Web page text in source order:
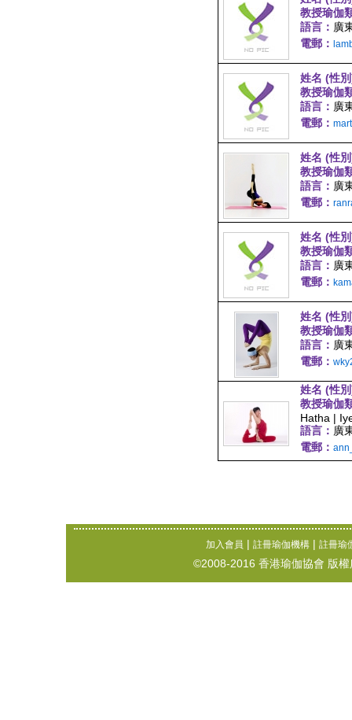
教授瑜伽
語言： 廣
電郵：
姓名 (性
教授瑜伽
語言： 廣
電郵：
姓名 (性
教授瑜伽
語言： 廣
電郵：
姓名 (性
教授瑜伽
語言： 廣
電郵：
姓名 (性
教授瑜伽
語言： 廣
電郵：
姓名 (性
教授瑜伽
Hatha |
語言： 廣
電郵：
加入會員 | 註冊瑜伽機構 | 註冊瑜
©2008-2016 香港瑜伽協會 版